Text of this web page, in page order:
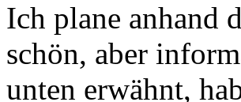
Ich plane anhand
schön, aber
unten erwähnt,